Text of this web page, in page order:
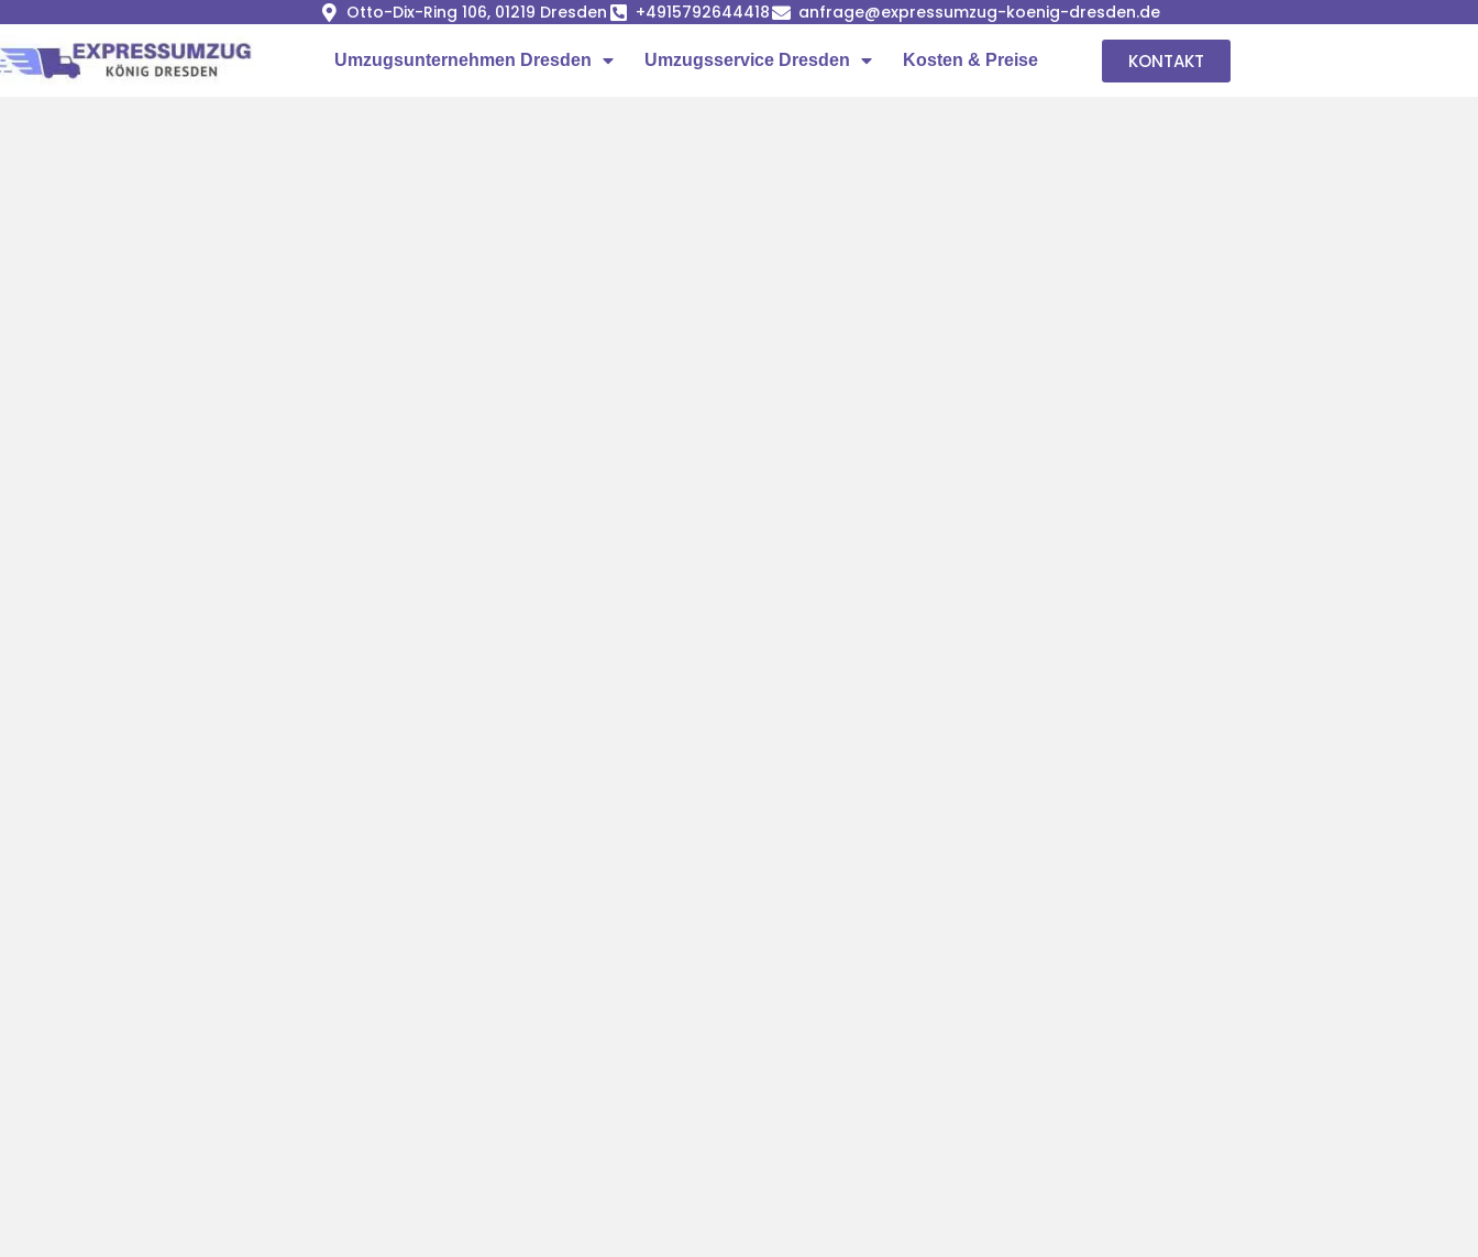
Otto-Dix-Ring 106, 01219 Dresden +4915792644418 anfrage@expressumzug-koenig-dresden.de
Umzugsunternehmen Dresden Umzugsservice Dresden Kosten & Preise KONTAKT